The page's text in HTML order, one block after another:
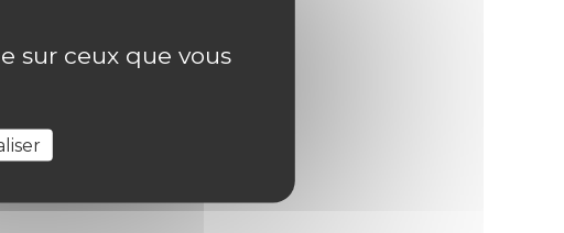
sur ceux que vous